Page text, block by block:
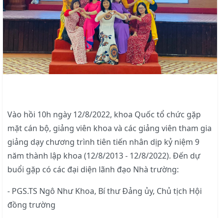
Vào hồi 10h ngày 12/8/2022, khoa Quốc tổ chức gặp
mặt cán bộ, giảng viên khoa và các giảng viên tham gia
giảng dạy chương trình tiên tiến nhân dịp kỷ niệm 9
năm thành lập khoa (12/8/2013 - 12/8/2022). Đến dự
buổi gặp có các đại diện lãnh đạo Nhà trường:
- PGS.TS Ngô Như Khoa, Bí thư Đảng ủy, Chủ tịch Hội
đồng trường